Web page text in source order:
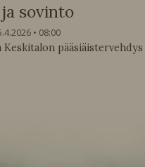
sovinto
08:00
Keskitalon pääsiäistervehdys